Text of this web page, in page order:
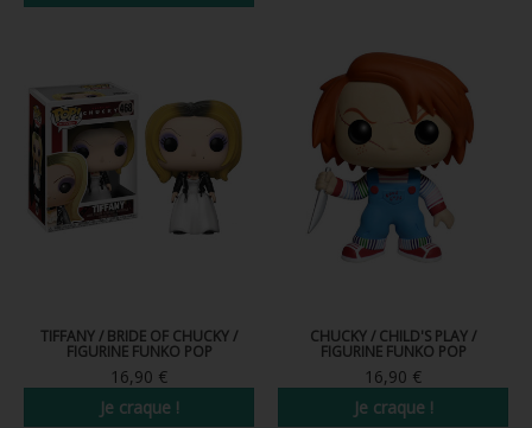
TIFFANY / BRIDE OF CHUCKY /
FIGURINE FUNKO POP
16,90 €
Je craque !
CHUCKY / CHILD'S PLAY /
FIGURINE FUNKO POP
16,90 €
Je craque !